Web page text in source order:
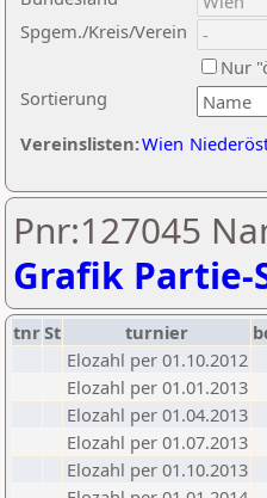
Sortierung
Spgem./Kreis/Verein
Nur
Vereinslisten:Wien
Pnr:127045
Grafik
tnrSt turnier
Elozahl per 01.10.2012
Elozahl per 01.01.2013
Elozahl per 01.04.2013
Elozahl per 01.07.2013
Elozahl per 01.10.2013